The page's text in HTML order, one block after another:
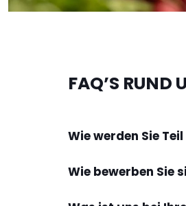
FAQ’S RUND
Wie werden Sie
Wie bewerben Sie